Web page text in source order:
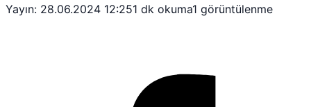
Yayın: 28.06.2024 12:251 dk okuma1 görüntülenme